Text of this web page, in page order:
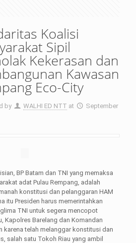
Koalisi
Sipil
Kekerasan dan
Kawasan
Eco-City
by WALHI ED NTT at
September
BP Batam dan TNI yang memaksa
adat Pulau Rempang, adalah
konstitusi dan pelanggaran HAM
itu Presiden harus memerintahkan
TNI untuk segera mencopot
Kapolres Barelang dan Komandan
karena telah melanggar konstitusi dan
salah satu Tokoh Riau yang ambil